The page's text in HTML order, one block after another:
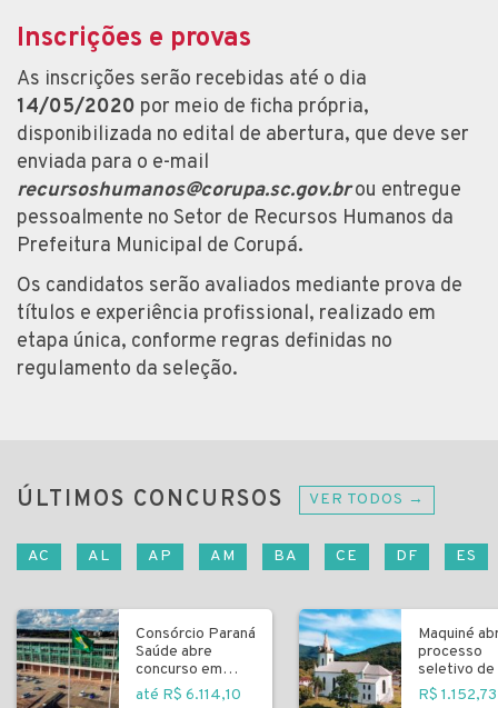
Inscrições e provas
As inscrições serão recebidas até o dia
14/05/2020 por meio de ficha própria,
disponibilizada no edital de abertura, que deve ser
enviada para o e-mail
recursoshumanos@corupa.sc.gov.brou entregue
pessoalmente no Setor de Recursos Humanos da
Prefeitura Municipal de Corupá.
Os candidatos serão avaliados mediante prova de
títulos e experiência profissional, realizado em
etapa única, conforme regras definidas no
regulamento da seleção.
ÚLTIMOS CONCURSOS VER TODOS →
AC AL AP AM BA CE DF ES
Consórcio Paraná
Saúde abre
concurso em
Curitiba
até R$ 6.114,10
Maquiné
processo
seletivo de
R$ 1.152,73